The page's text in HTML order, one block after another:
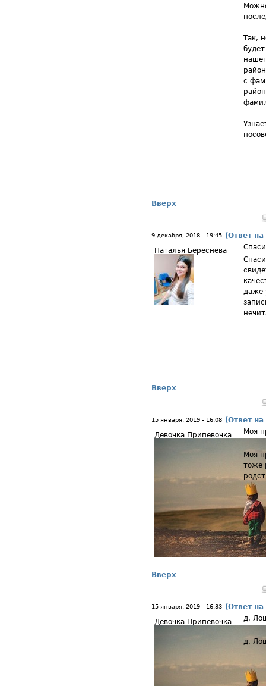
Так,
с
Вверх
9 декабря, 2018 - 19:45 (Ответ
Наталья Береснева
даже
Вверх
15 января, 2019 - 16:08 (Ответ
Девочка Припевочка
Моя
Моя
тоже
Вверх
15 января, 2019 - 16:33 (Ответ
Девочка Припевочка
д.
д.